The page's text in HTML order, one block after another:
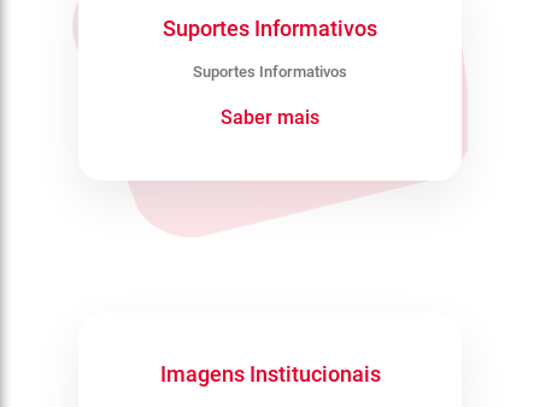
Suportes Informativos
Suportes Informativos
Saber mais
Imagens Institucionais